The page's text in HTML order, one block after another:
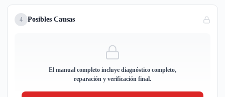
4 Posibles Causas
El manual completo incluye diagnóstico completo,
reparación y verificación final.